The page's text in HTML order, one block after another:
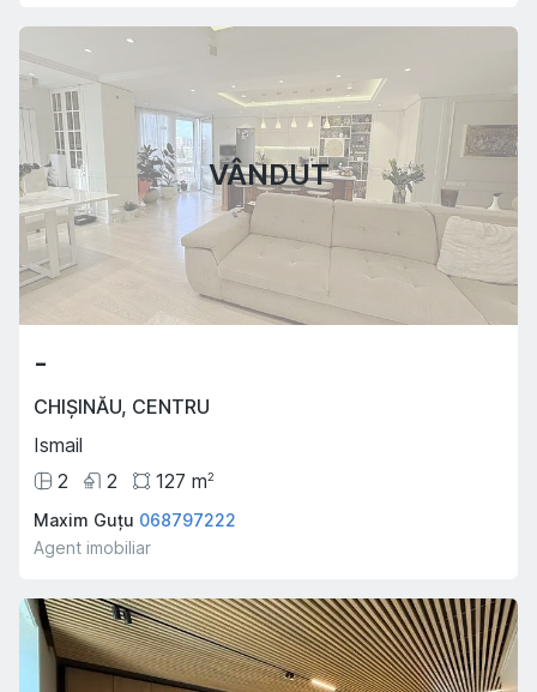
VÂNDUT
-
CHIȘINĂU, CENTRU
Ismail
2
2 127 m2
Maxim Guțu 068797222
Agent imobiliar